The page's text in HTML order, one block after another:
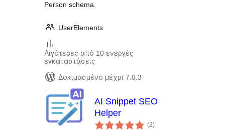
Person schema.
UserElements
Λιγότερες από 10 ενεργές
εγκαταστάσεις
Δοκιμασμένο μέχρι 7.0.3
AI Snippet SEO
Helper
(2αξιολογήσεις
σύνολο
)